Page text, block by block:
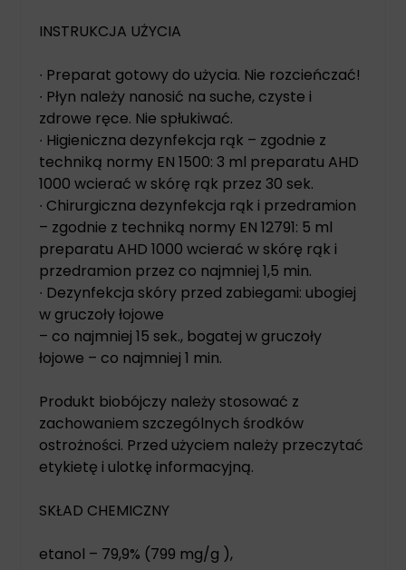
INSTRUKCJA UŻYCIA
∙ Preparat gotowy do użycia. Nie rozcieńczać!
∙ Płyn należy nanosić na suche, czyste i
zdrowe ręce. Nie spłukiwać.
∙ Higieniczna dezynfekcja rąk – zgodnie z
techniką normy EN 1500: 3 ml preparatu AHD
1000 wcierać w skórę rąk przez 30 sek.
∙ Chirurgiczna dezynfekcja rąk i przedramion
– zgodnie z techniką normy EN 12791: 5 ml
preparatu AHD 1000 wcierać w skórę rąk i
przedramion przez co najmniej 1,5 min.
∙ Dezynfekcja skóry przed zabiegami: ubogiej
w gruczoły łojowe
– co najmniej 15 sek., bogatej w gruczoły
łojowe – co najmniej 1 min.
Produkt biobójczy należy stosować z
zachowaniem szczególnych środków
ostrożności. Przed użyciem należy przeczytać
etykietę i ulotkę informacyjną.
SKŁAD CHEMICZNY
etanol – 79,9% (799 mg/g ),